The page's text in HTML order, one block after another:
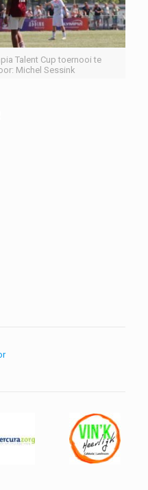
Talent Cup toernooi te
Michel Sessink